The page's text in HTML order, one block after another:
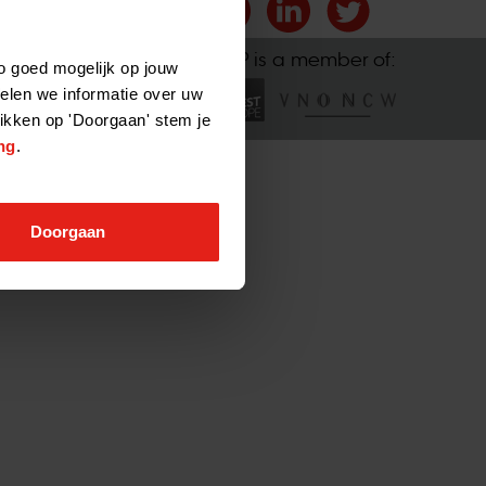
goed mogelijk op jouw
we informatie over uw
op 'Doorgaan' stem je
.
Doorgaan
NVP is a member of: